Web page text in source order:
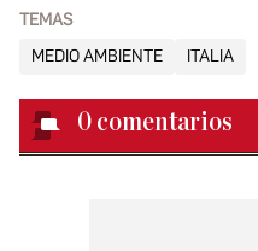
TEMAS
MEDIO AMBIENTE
ITALIA
0 comentarios